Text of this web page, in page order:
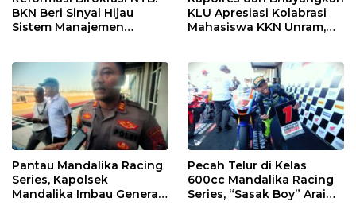
BKN Beri Sinyal Hijau
Sistem Manajemen
KLU Apresiasi Kolabrasi
Mahasiswa KKN Unram,
Pantau Mandalika Racing
Series, Kapolsek
Mandalika Imbau Generasi
Pecah Telur di Kelas
600cc Mandalika Racing
Series, “Sasak Boy” Arai